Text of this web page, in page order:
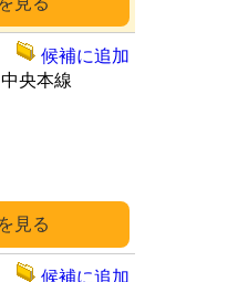
中央本線
候補に追加
候補に追加